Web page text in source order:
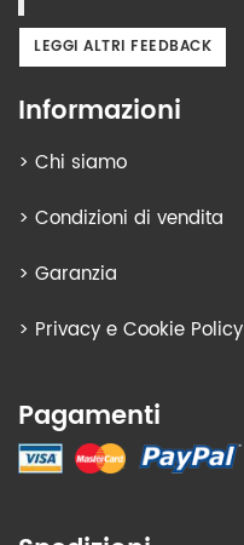
LEGGI ALTRI FEEDBACK
Informazioni
> Chi siamo
> Condizioni di vendita
> Garanzia
> Privacy e Cookie Policy
Pagamenti